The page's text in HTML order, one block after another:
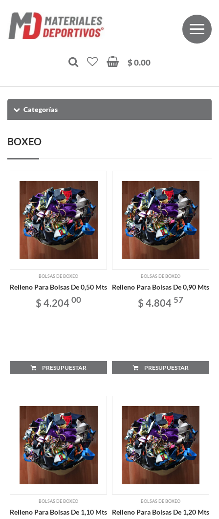
$ 0.00
Categorías
BOXEO
BOLSAS DE BOXEO
Relleno Para Bolsas De 0,50 Mts
$ 4.204 00
PRESUPUESTAR
BOLSAS DE BOXEO
Relleno Para Bolsas De 0,90 Mts
$ 4.804 57
PRESUPUESTAR
BOLSAS DE BOXEO
Relleno Para Bolsas De 1,10 Mts
BOLSAS DE BOXEO
Relleno Para Bolsas De 1,20 Mts